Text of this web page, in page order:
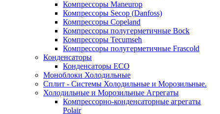
Компрессоры Maneurop
Компрессоры Secop (Danfoss)
Компрессоры Copeland
Компрессоры полугерметичные Bock
Компрессоры Tecumseh
Компрессоры полугерметичные Frascold
Конденсаторы
Конденсаторы ECO
Моноблоки Холодильные
Сплит - Системы Холодильные и Морозильные.
Холодильные и Морозильные Агрегаты
Компрессорно-конденсаторные агрегаты
Polair